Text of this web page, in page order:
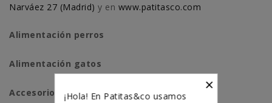
Narváez 27 (Madrid) y en www.patitasco.com
Alimentación perros
Alimentación gatos
Accesorios perros ×
¡Hola! En Patitas&co usamos